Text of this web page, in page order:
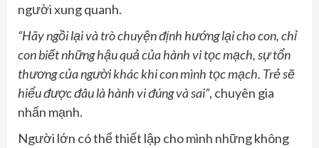
người xung quanh.
“Hãy ngồi lại và trò chuyện định hướng lại cho con, chỉ
con biết những hậu quả của hành vi tọc mạch,sự tổn
thương của người khác khi con mình tọc mạch. Trẻ sẽ
hiểu được đâu là hành vi đúng và sai”, chuyên gia
nhấn mạnh.
Người lớn có thể thiết lập cho mình những không